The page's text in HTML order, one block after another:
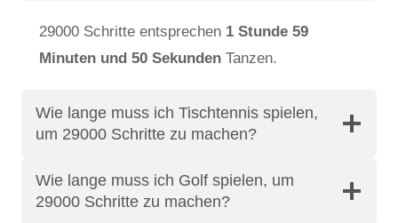
29000 Schritte entsprechen 1 Stunde 59
Minuten und 50 Sekunden Tanzen.
Wie lange muss ich Tischtennis spielen,
um 29000 Schritte zu machen?
Wie lange muss ich Golf spielen, um
29000 Schritte zu machen?